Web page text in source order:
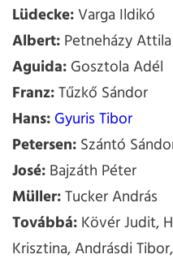
Lüdecke:Varga Ildikó
Albert:Petneházy Attila
Aguida:Gosztola Adél
Franz:Tűzkő Sándor
Hans:Gyuris Tibor
Petersen:Szántó
José:Bajzáth Péter
Müller:Tucker András
Továbbá:Kövér Judit,
Krisztina, Andrásdi